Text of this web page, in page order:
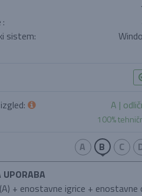
:
sistem:
A |
100%
A B C
+ enostavne igrice + enostavne